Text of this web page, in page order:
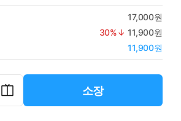
17,000원
30%↓ 11,900원
11,900원
소장